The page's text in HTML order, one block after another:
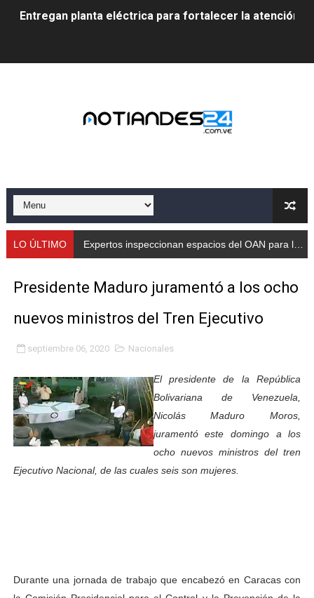
Entregan planta eléctrica para fortalecer la atención
Campo Elías avanza con plan de asfaltado
Venezuela instala su primer detector de
Consolidan planificación técnica en el Complejo
Gobernación de Mérida instalará mesa de trabajo con
Niños merideños potencian su talento en plan
Gobierno bolivariano avanza en la transformación del
Niños merideños aprenden sobre gaita de tambora
Hospital universitario muestra sus avances en visita
Fortalecen formación académica de médicos en
LO ÚLTIMO Expertos inspeccionan espacios del OAN para la instalación del detector Cherenkov de agua
Presidente Maduro juramentó a los ocho
nuevos ministros del Tren Ejecutivo
septiembre 06, 2020 Nacionales
El presidente de la República
Bolivariana de Venezuela,
Nicolás Maduro Moros,
juramentó este domingo a los
ocho nuevos ministros del tren
Ejecutivo Nacional, de las cuales seis son mujeres.
Durante una jornada de trabajo que encabezó en Caracas con